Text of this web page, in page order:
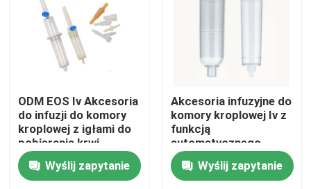
Kontrola jakości
Skontaktuj się z nami
Poprosić o wycenę
Medyczna guma silikonowa
ODM EOS Iv Akcesoria
do infuzji do komory
kroplowej z igłami do
pobierania krwi
Wyślij zapytanie
Akcesoria infuzyjne do
komory kroplowej Iv z
funkcją
automatycznego
zatrzymania powietrza
Wyślij zapytanie